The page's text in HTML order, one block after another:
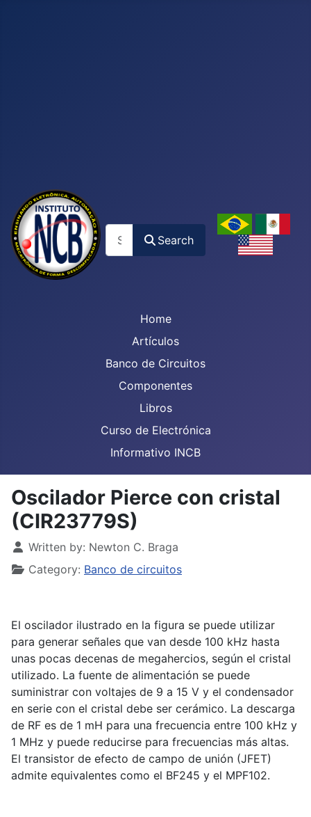
Search
Home
Artículos
Banco de Circuitos
Componentes
Libros
Curso de Electrónica
Informativo INCB
Oscilador Pierce con cristal
(CIR23779S)
Details
Written by: Newton C. Braga
Category: Banco de circuitos
El oscilador ilustrado en la figura se puede utilizar
para generar señales que van desde 100 kHz hasta
unas pocas decenas de megahercios, según el cristal
utilizado. La fuente de alimentación se puede
suministrar con voltajes de 9 a 15 V y el condensador
en serie con el cristal debe ser cerámico. La descarga
de RF es de 1 mH para una frecuencia entre 100 kHz y
1 MHz y puede reducirse para frecuencias más altas.
El transistor de efecto de campo de unión (JFET)
admite equivalentes como el BF245 y el MPF102.